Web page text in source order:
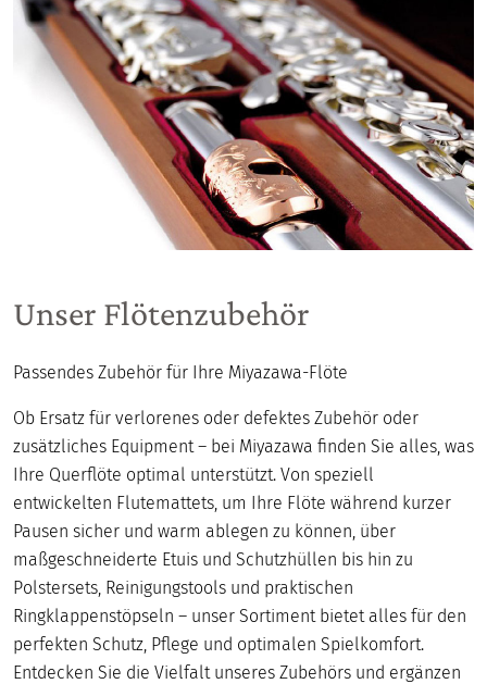
Unser Flötenzubehör
Passendes Zubehör für Ihre Miyazawa-Flöte
Ob Ersatz für verlorenes oder defektes Zubehör oder
zusätzliches Equipment – bei Miyazawa finden Sie alles, was
Ihre Querflöte optimal unterstützt. Von speziell
entwickelten Flutemattets, um Ihre Flöte während kurzer
Pausen sicher und warm ablegen zu können, über
maßgeschneiderte Etuis und Schutzhüllen bis hin zu
Polstersets, Reinigungstools und praktischen
Ringklappenstöpseln – unser Sortiment bietet alles für den
perfekten Schutz, Pflege und optimalen Spielkomfort.
Entdecken Sie die Vielfalt unseres Zubehörs und ergänzen